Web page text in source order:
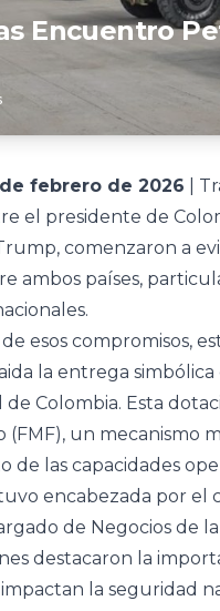
Encuentro
febrero de 2026 |
el presidente de
comenzaron a
ambos países,
esos compromisos,
la entrega simbólica
de Colombia. Esta
(FMF), un mecanismo
de las capacidades
encabezada por
de Negocios de
destacaron la
la seguridad